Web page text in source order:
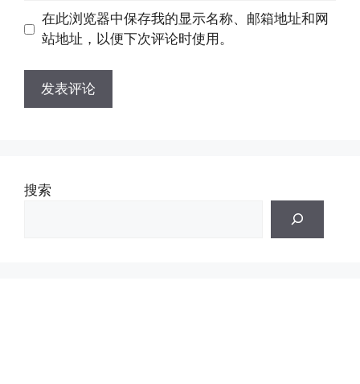
址
址
在此浏览器中保存我的显示名称、邮箱地址和网
站地址，以便下次评论时使用。
搜索